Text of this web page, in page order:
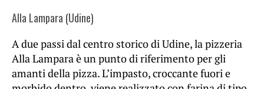
Alla Lampara (Udine)
A due passi dal centro storico di Udine, la pizzeria
Alla Lampara è un punto di riferimento per gli
amanti della pizza. L’impasto, croccante fuori e